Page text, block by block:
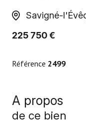
Savigné-
225 750 €
Référence 2499
A propos
de ce bien